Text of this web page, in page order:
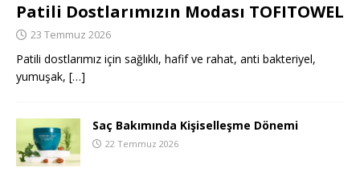
Patili Dostlarımızın Modası TOFITOWEL
23 Temmuz 2026
Patili dostlarımız için sağlıklı, hafif ve rahat, anti bakteriyel,
yumuşak, […]
Saç Bakımında Kişiselleşme Dönemi
22 Temmuz 2026